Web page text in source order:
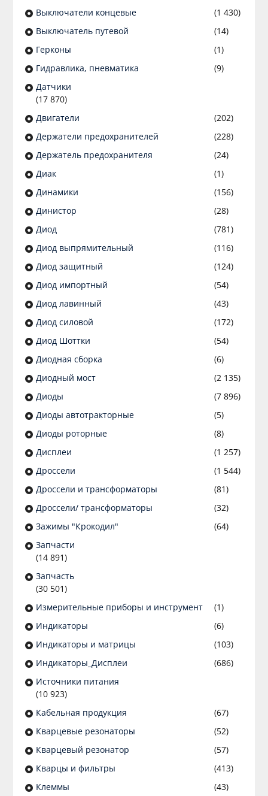
Выключатели концевые
(1 430)
Выключатель путевой
(14)
Герконы
(1)
Гидравлика, пневматика
(9)
Датчики
(17 870)
Двигатели
(202)
Держатели предохранителей
(228)
Держатель предохранителя
(24)
Диак
(1)
Динамики
(156)
Динистор
(28)
Диод
(781)
Диод выпрямительный
(116)
Диод защитный
(124)
Диод импортный
(54)
Диод лавинный
(43)
Диод силовой
(172)
Диод Шоттки
(54)
Диодная сборка
(6)
Диодный мост
(2 135)
Диоды
(7 896)
Диоды автотракторные
(5)
Диоды роторные
(8)
Дисплеи
(1 257)
Дроссели
(1 544)
Дроссели и трансформаторы
(81)
Дроссели/ трансформаторы
(32)
Зажимы "Крокодил"
(64)
Запчасти
(14 891)
Запчасть
(30 501)
Измерительные приборы и инструмент
(1)
Индикаторы
(6)
Индикаторы и матрицы
(103)
Индикаторы_Дисплеи
(686)
Источники питания
(10 923)
Кабельная продукция
(67)
Кварцевые резонаторы
(52)
Кварцевый резонатор
(57)
Кварцы и фильтры
(413)
Клеммы
(43)